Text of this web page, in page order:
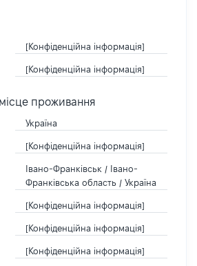
[Конфіденційна інформація]
[Конфіденційна інформація]
проживання
Україна
[Конфіденційна інформація]
Івано-Франківськ / Івано-
Франківська область / Україна
[Конфіденційна інформація]
[Конфіденційна інформація]
[Конфіденційна інформація]